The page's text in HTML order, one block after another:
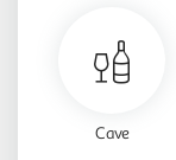
Cave